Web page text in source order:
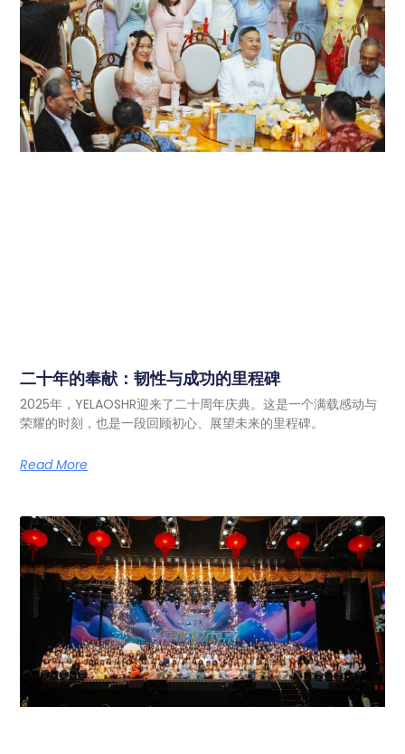
二十年的奉献：韧性与成功的里程碑
2025年，YELAOSHR迎来了二十周年庆典。这是一个满载感动与
荣耀的时刻，也是一段回顾初心、展望未来的里程碑。
Read More